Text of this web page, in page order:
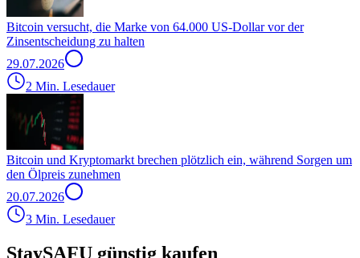
Bitcoin versucht, die Marke von 64.000 US-Dollar vor der
Zinsentscheidung zu halten
29.07.2026
2 Min. Lesedauer
Bitcoin und Kryptomarkt brechen plötzlich ein, während Sorgen um
den Ölpreis zunehmen
20.07.2026
3 Min. Lesedauer
StaySAFU günstig kaufen